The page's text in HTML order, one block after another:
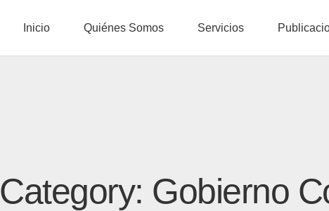
Inicio Quiénes Somos Servicios
Category: Gobierno